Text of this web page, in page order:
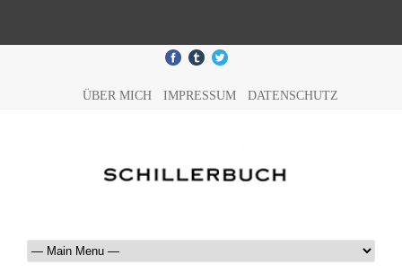
ÜBER MICH IMPRESSUM DATENSCHUTZ